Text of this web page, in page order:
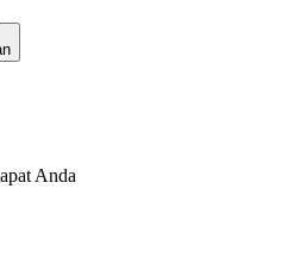
Anda